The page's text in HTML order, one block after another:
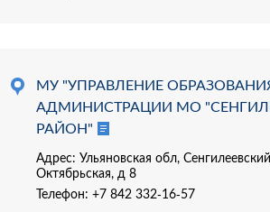
МУ "УПРАВЛЕНИЕ
АДМИНИСТРАЦИИ МО
РАЙОН"
Адрес: Ульяновская обл,
Октябрьская, д 8
Телефон: +7 842 332-16-57